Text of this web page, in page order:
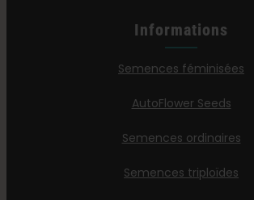
Informations
Semences féminisées
AutoFlower Seeds
Semences ordinaires
Semences triploïdes